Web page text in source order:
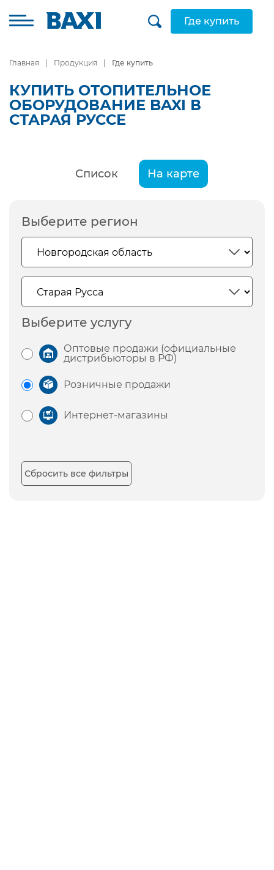
Где купить
Главная Продукция Где купить
КУПИТЬ ОТОПИТЕЛЬНОЕ
ОБОРУДОВАНИЕ BAXI В
СТАРАЯ РУССЕ
Список На карте
Выберите регион
Выберите услугу
Оптовые продажи (официальные
дистрибьюторы в РФ)
Розничные продажи
Интернет-магазины
Сбросить все фильтры